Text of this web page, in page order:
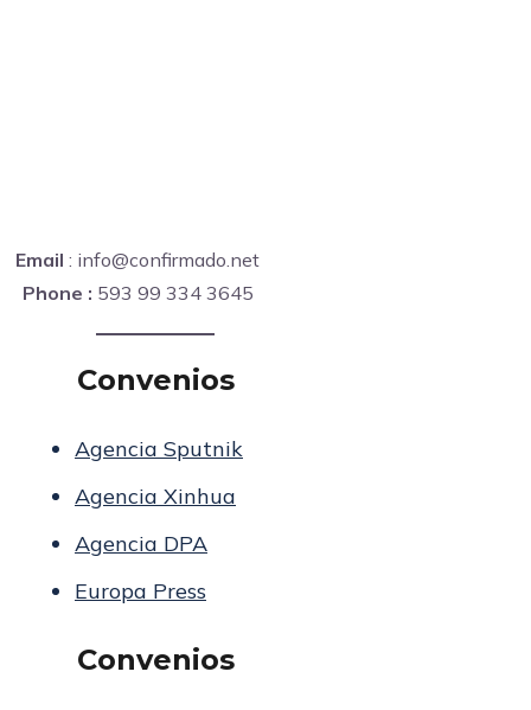
Email : info@confirmado.net
Phone : 593 99 334 3645
Convenios
Agencia Sputnik
Agencia Xinhua
Agencia DPA
Europa Press
Convenios